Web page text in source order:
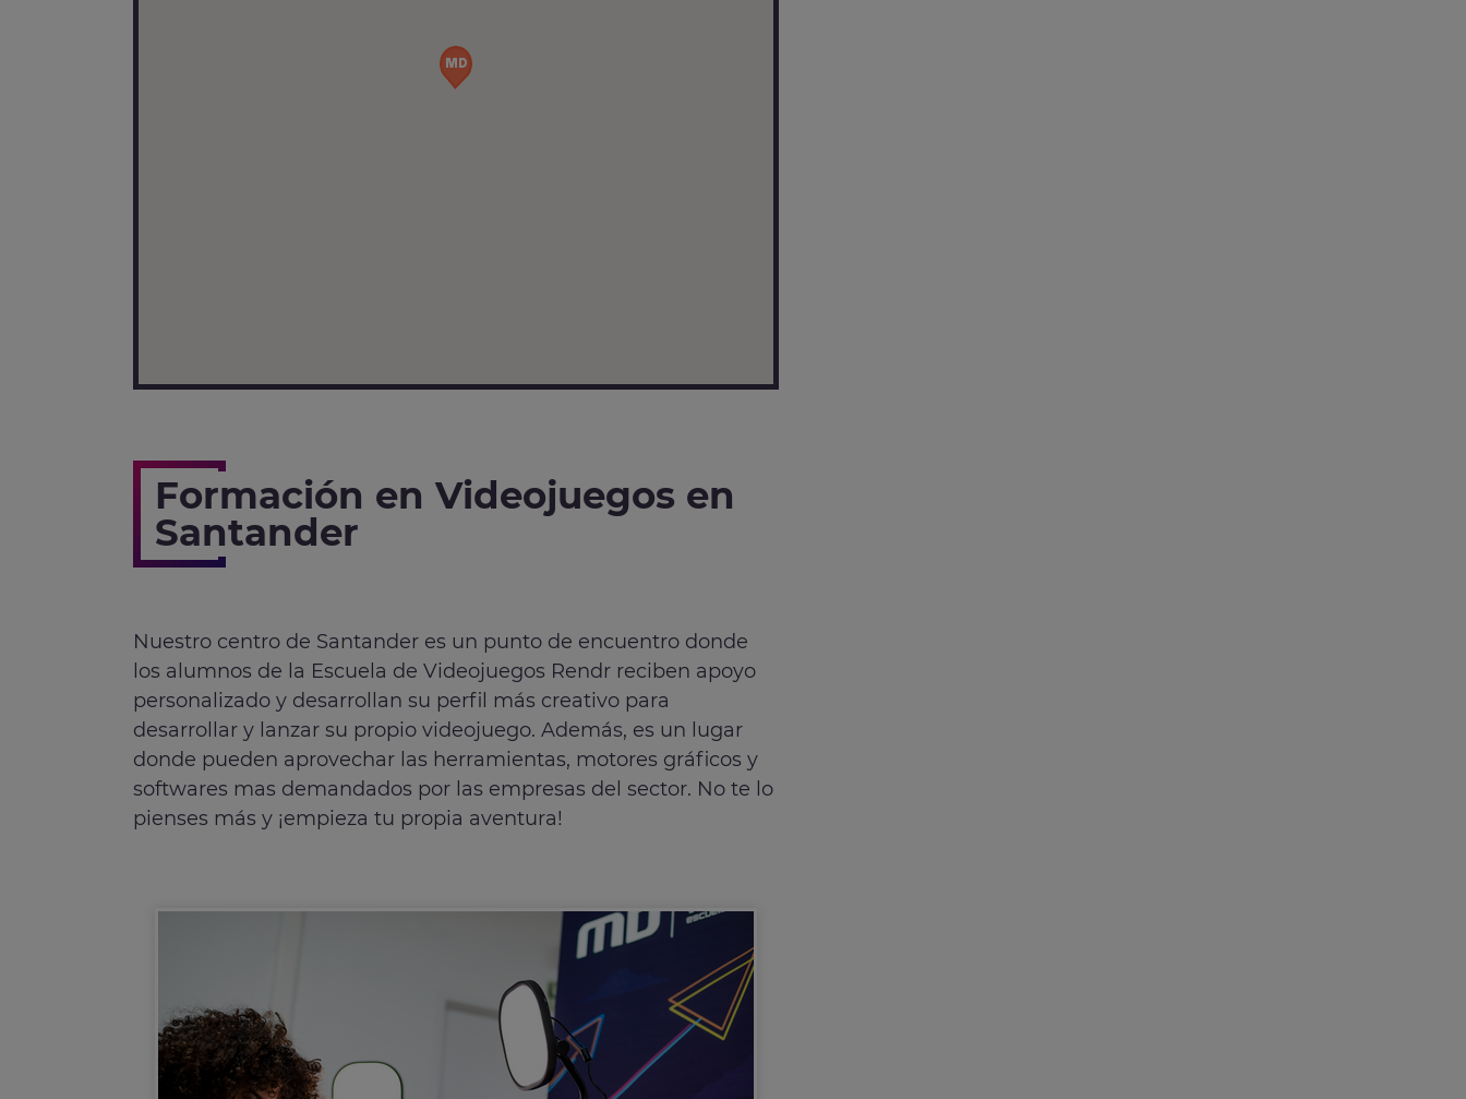
Formación en Videojuegos en
Santander
Nuestro centro de Santander es un punto de encuentro donde
los alumnos de la Escuela de Videojuegos Rendr reciben apoyo
personalizado y desarrollan su perfil más creativo para
desarrollar y lanzar su propio videojuego. Además, es un lugar
donde pueden aprovechar las herramientas, motores gráficos y
softwares mas demandados por las empresas del sector. No te lo
pienses más y ¡empieza tu propia aventura!